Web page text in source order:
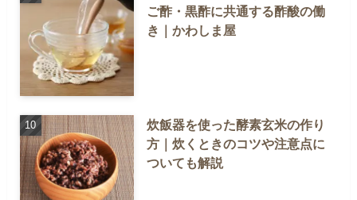
ご酢・黒酢に共通する酢酸の働
き｜かわしま屋
炊飯器を使った酵素玄米の作り
方｜炊くときのコツや注意点に
ついても解説